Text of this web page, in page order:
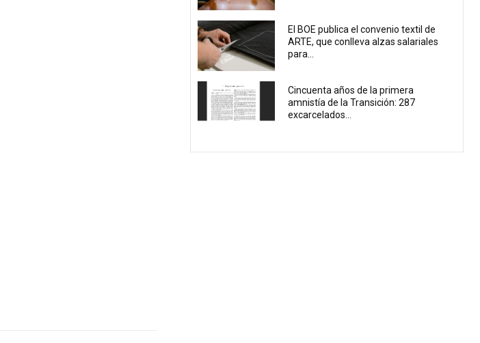
El BOE publica el convenio textil de
ARTE, que conlleva alzas salariales
para...
Cincuenta años de la primera
amnistía de la Transición: 287
excarcelados...